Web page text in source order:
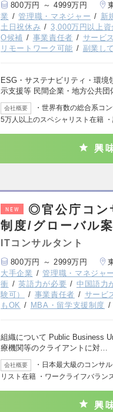
800万円 ～ 4999万円
業
管理職・マネジャー 新
土日祝休み
3,000万円以上資
O候補
事業責任者 サービ
リモートワーク可能
副業し
ESG・サステナビリティ・環境
示支援等 民間企業・地方公共団
会社概要
・世界有数の総合系コ
5万人以上のスペシャリスト在籍
興
NEW
◎官公庁コン
制度/グローバル
ITコンサルタント
800万円 ～ 2999万円
大手企業
管理職・マネジャー
衝
英語力が必要 中国語力
験可）
事業責任者 サービ
もOK
MBA・留学支援制度
組織について Public Business
療機関等のクライアントに対…
会社概要
・日本最大級のコンサ
リスト在籍 ・ワークライフバラン
興